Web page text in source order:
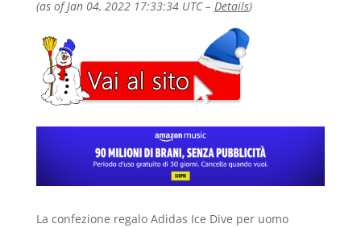
(as of Jan 04, 2022 17:33:34 UTC – Details)
La confezione regalo Adidas Ice Dive per uomo